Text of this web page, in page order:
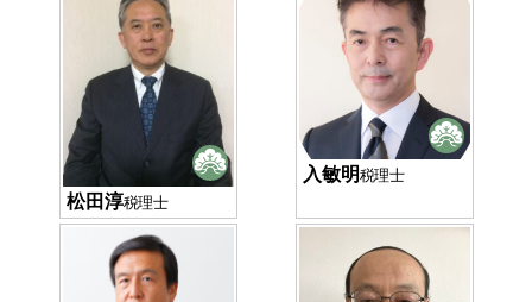
松田淳税理士
入敏明税理士